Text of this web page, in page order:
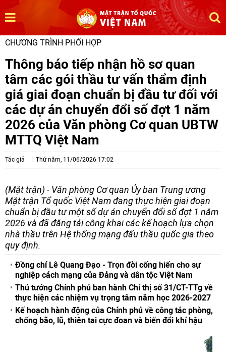
CHƯƠNG TRÌNH PHỐI HỢP
Thông báo tiếp nhận hồ sơ quan
tâm các gói thầu tư vấn thẩm định
giá giai đoạn chuẩn bị đầu tư đối với
các dự án chuyển đổi số đợt 1 năm
2026 của Văn phòng Cơ quan UBTW
MTTQ Việt Nam
Tác giả Thứ năm, 11/06/2026 17:02
(Mặt trận) - Văn phòng Cơ quan Ủy ban Trung ương
Mặt trận Tổ quốc Việt Nam đang thực hiện giai đoạn
chuẩn bị đầu tư một số dự án chuyển đổi số đợt 1 năm
2026 và đã đăng tải công khai các kế hoạch lựa chọn
nhà thầu trên Hệ thống mạng đấu thầu quốc gia theo
quy định.
Đồng chí Lê Quang Đạo - Trọn đời cống hiến cho sự
nghiệp cách mạng của Đảng và dân tộc Việt Nam
Thủ tướng Chính phủ ban hành Chỉ thị số 31/CT-TTg về
thực hiện các nhiệm vụ trọng tâm năm học 2026-2027
Kế hoạch hành động của Chính phủ về công tác phòng,
chống bão, lũ, thiên tai cực đoan và biến đổi khí hậu